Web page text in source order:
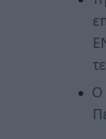
Ο